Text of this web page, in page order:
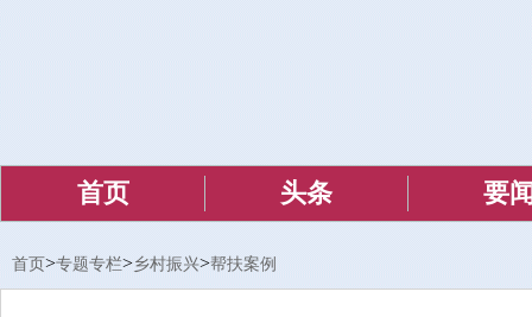
首页 头条 要
首页>专题专栏>乡村振兴>帮扶案例